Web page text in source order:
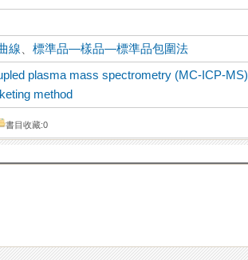
線 、標準品—樣品—標準品包圍法
plasma mass spectrometry (MC-ICP-MS)
method
書目收藏:0